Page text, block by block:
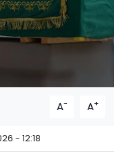
A- A+
- 12:18